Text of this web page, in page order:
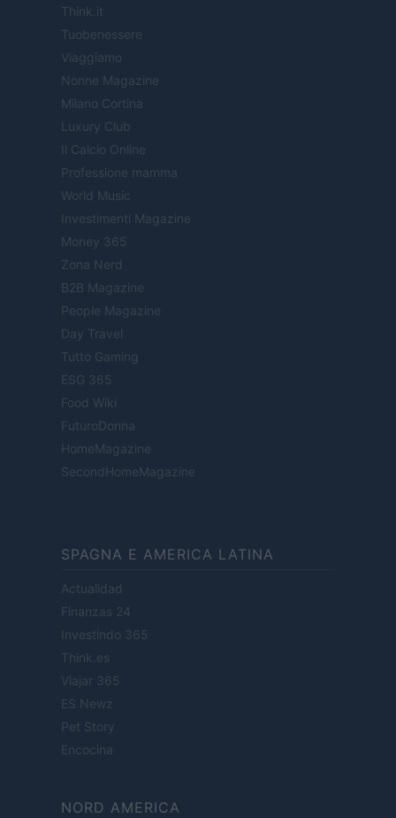
Think.it
Tuobenessere
Viaggiamo
Nonne Magazine
Milano Cortina
Luxury Club
Il Calcio Online
Professione mamma
World Music
Investimenti Magazine
Money 365
Zona Nerd
B2B Magazine
People Magazine
Day Travel
Tutto Gaming
ESG 365
Food Wiki
FuturoDonna
HomeMagazine
SecondHomeMagazine
SPAGNA E AMERICA LATINA
Actualidad
Finanzas 24
Investindo 365
Think.es
Viajar 365
ES Newz
Pet Story
Encocina
NORD AMERICA